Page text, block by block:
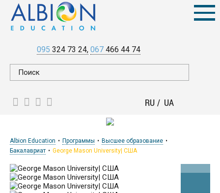
095 324 73 24 067 466 44 74
RU UA
Albion Education Программы
Высшее образование
Бакалавриат
George Mason University| CША